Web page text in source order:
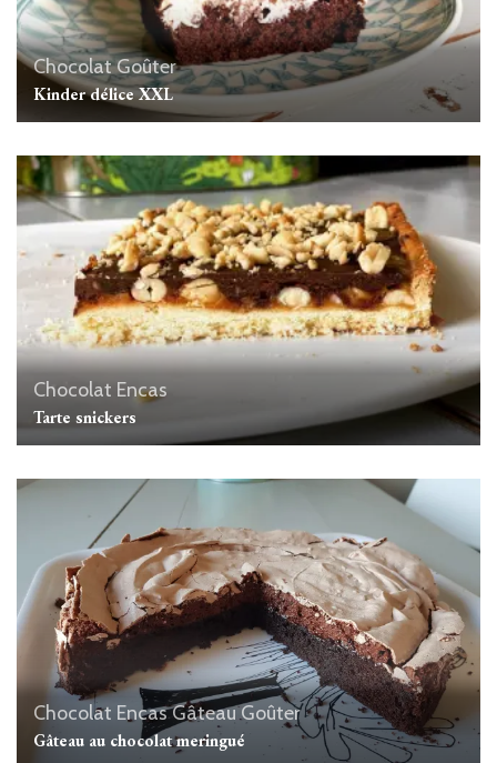
ChocolatGoûter
Kinder délice XXL
Chocolat Encas
Tarte snickers
Chocolat EncasGâteauGoûter
Gâteau au chocolat meringué